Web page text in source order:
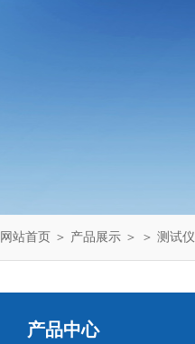
网站首页 ＞ 产品展示 ＞ ＞ 测试仪
产品中心